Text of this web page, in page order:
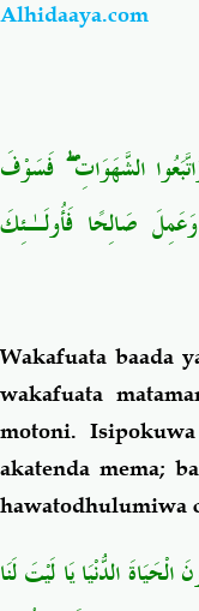
Chemsha Bongo
Alhidaaya.com
الشَّهَوَاتِۖ فَسَوْفَ
صَالِحًا فَأُولَـٰئِكَ
Wakafuata baada
wakafuata
motoni.
akatenda mema;
hawatodhulumiwa
الْحَيَاةَ الدُّنْيَا يَا لَيْتَ لَنَا